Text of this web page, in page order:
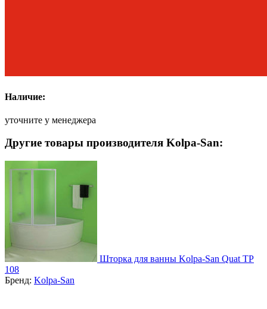
Наличие:
уточните у менеджера
Другие товары производителя Kolpa-San:
Шторка для ванны Kolpa-San Quat TP
108
Бренд: Kolpa-San